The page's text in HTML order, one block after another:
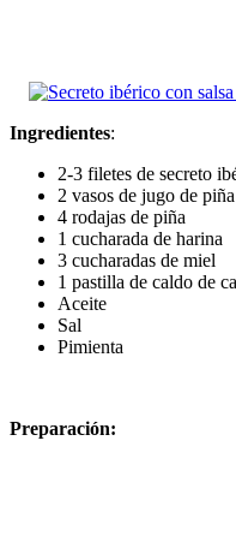
Ingredientes:
2-3 filetes de secreto
2 vasos de jugo de piña
4 rodajas de piña
1 cucharada de harina
3 cucharadas de miel
1 pastilla de caldo de
Aceite
Sal
Pimienta
Preparación: